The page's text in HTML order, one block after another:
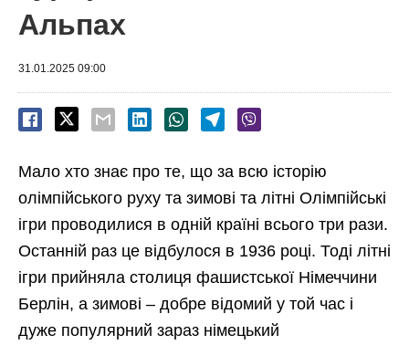
Альпах
31.01.2025 09:00
Мало хто знає про те, що за всю історію
олімпійського руху та зимові та літні Олімпійські
ігри проводилися в одній країні всього три рази.
Останній раз це відбулося в 1936 році. Тоді літні
ігри прийняла столиця фашистської Німеччини
Берлін, а зимові – добре відомий у той час і
дуже популярний зараз німецький